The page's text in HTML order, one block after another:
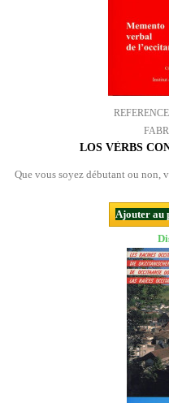
LOS VÈRBS
Que vous soyez débutant ou non,
Ajouter au